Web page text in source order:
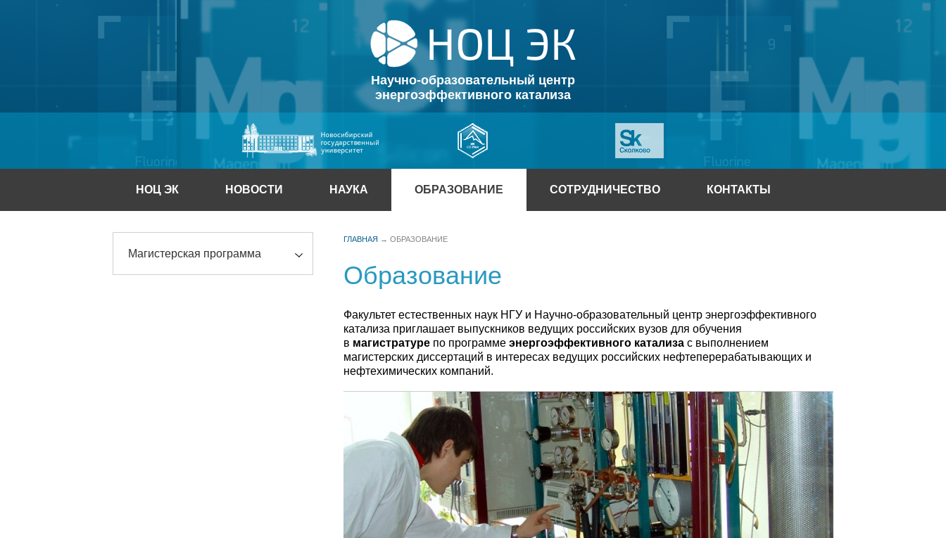
Научно-образовательный центр
энергоэффективного катализа
НОЦ ЭК НОВОСТИ НАУКА ОБРАЗОВАНИЕ СОТРУДНИЧЕСТВО КОНТАКТЫ
Магистерская программа
ГЛАВНАЯ → ОБРАЗОВАНИЕ
Образование
Факультет естественных наук НГУ и Научно-образовательный центр энергоэффективного
катализа приглашает выпускников ведущих российских вузов для обучения
в магистратуре по программе энергоэффективного катализа с выполнением
магистерских диссертаций в интересах ведущих российских нефтеперерабатывающих и
нефтехимических компаний.